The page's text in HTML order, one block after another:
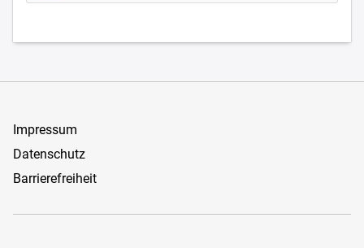
Impressum
Datenschutz
Barrierefreiheit